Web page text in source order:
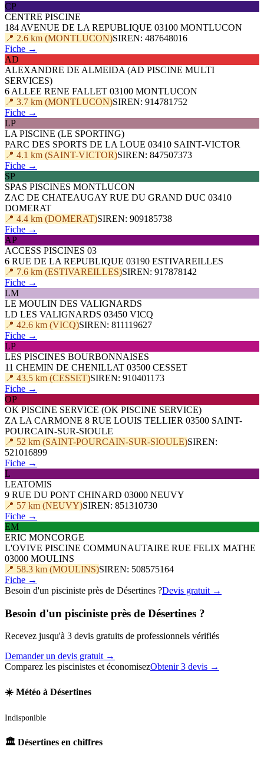
CP
CENTRE PISCINE
184 AVENUE DE LA REPUBLIQUE 03100 MONTLUCON
📍 2.6 km (MONTLUCON)SIREN: 487648016
Fiche →
AD
ALEXANDRE DE ALMEIDA (AD PISCINE MULTI
SERVICES)
6 ALLEE RENE FALLET 03100 MONTLUCON
📍 3.7 km (MONTLUCON)SIREN: 914781752
Fiche →
LP
LA PISCINE (LE SPORTING)
PARC DES SPORTS DE LA LOUE 03410 SAINT-VICTOR
📍 4.1 km (SAINT-VICTOR)SIREN: 847507373
Fiche →
SP
SPAS PISCINES MONTLUCON
ZAC DE CHATEAUGAY RUE DU GRAND DUC 03410
DOMERAT
📍 4.4 km (DOMERAT)SIREN: 909185738
Fiche →
AP
ACCESS PISCINES 03
6 RUE DE LA REPUBLIQUE 03190 ESTIVAREILLES
📍 7.6 km (ESTIVAREILLES)SIREN: 917878142
Fiche →
LM
LE MOULIN DES VALIGNARDS
LD LES VALIGNARDS 03450 VICQ
📍 42.6 km (VICQ)SIREN: 811119627
Fiche →
LP
LES PISCINES BOURBONNAISES
11 CHEMIN DE CHENILLAT 03500 CESSET
📍 43.5 km (CESSET)SIREN: 910401173
Fiche →
OP
OK PISCINE SERVICE (OK PISCINE SERVICE)
ZA LA CARMONE 8 RUE LOUIS TELLIER 03500 SAINT-
POURCAIN-SUR-SIOULE
📍 52 km (SAINT-POURCAIN-SUR-SIOULE)SIREN:
521016899
Fiche →
L
LEATOMIS
9 RUE DU PONT CHINARD 03000 NEUVY
📍 57 km (NEUVY)SIREN: 851310730
Fiche →
EM
ERIC MONCORGE
L'OVIVE PISCINE COMMUNAUTAIRE RUE FELIX MATHE
03000 MOULINS
📍 58.3 km (MOULINS)SIREN: 508575164
Fiche →
Besoin d'un pisciniste près de Désertines ?Devis gratuit →
Besoin d'un pisciniste près de Désertines ?
Recevez jusqu'à 3 devis gratuits de professionnels vérifiés
Demander un devis gratuit →
Comparez les piscinistes et économisezObtenir 3 devis →
☀️ Météo à Désertines
Indisponible
🏛️ Désertines en chiffres